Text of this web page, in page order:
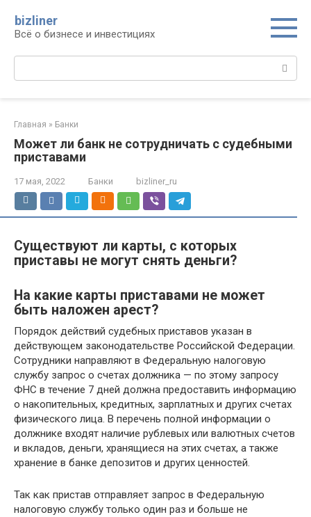
контенту
bizliner
Всё о бизнесе и инвестициях
Поиск:
Главная » Банки
Может ли банк не сотрудничать с судебными
приставами
17 мая, 2022 Банки bizliner_ru
Существуют ли карты, с которых
приставы не могут снять деньги?
На какие карты приставами не может
быть наложен арест?
Порядок действий судебных приставов указан в
действующем законодательстве Российской Федерации.
Сотрудники направляют в Федеральную налоговую
службу запрос о счетах должника — по этому запросу
ФНС в течение 7 дней должна предоставить информацию
о накопительных, кредитных, зарплатных и других счетах
физического лица. В перечень полной информации о
должнике входят наличие рублевых или валютных счетов
и вкладов, деньги, хранящиеся на этих счетах, а также
хранение в банке депозитов и других ценностей.
Так как пристав отправляет запрос в Федеральную
налоговую службу только один раз и больше не